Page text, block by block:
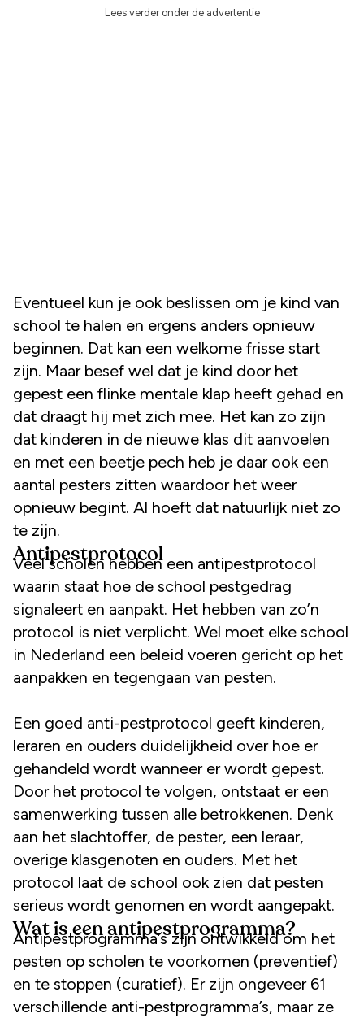
Lees verder onder de advertentie
Eventueel kun je ook beslissen om je kind van
school te halen en ergens anders opnieuw
beginnen. Dat kan een welkome frisse start
zijn. Maar besef wel dat je kind door het
gepest een flinke mentale klap heeft gehad en
dat draagt hij met zich mee. Het kan zo zijn
dat kinderen in de nieuwe klas dit aanvoelen
en met een beetje pech heb je daar ook een
aantal pesters zitten waardoor het weer
opnieuw begint. Al hoeft dat natuurlijk niet zo
te zijn.
Antipestprotocol
Veel scholen hebben een antipestprotocol
waarin staat hoe de school pestgedrag
signaleert en aanpakt. Het hebben van zo’n
protocol is niet verplicht. Wel moet elke school
in Nederland een beleid voeren gericht op het
aanpakken en tegengaan van pesten.
Een goed anti-pestprotocol geeft kinderen,
leraren en ouders duidelijkheid over hoe er
gehandeld wordt wanneer er wordt gepest.
Door het protocol te volgen, ontstaat er een
samenwerking tussen alle betrokkenen. Denk
aan het slachtoffer, de pester, een leraar,
overige klasgenoten en ouders. Met het
protocol laat de school ook zien dat pesten
serieus wordt genomen en wordt aangepakt.
Wat is een antipestprogramma?
Antipestprogramma’s zijn ontwikkeld om het
pesten op scholen te voorkomen (preventief)
en te stoppen (curatief). Er zijn ongeveer 61
verschillende anti-pestprogramma’s, maar ze